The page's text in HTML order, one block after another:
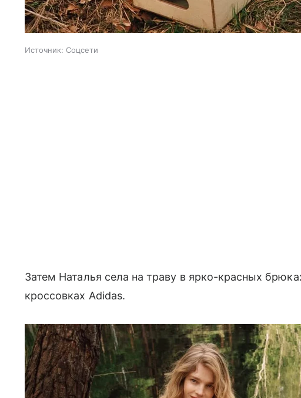
Источник: Соцсети
Затем Наталья села на траву в ярко-красных
кроссовках Adidas.